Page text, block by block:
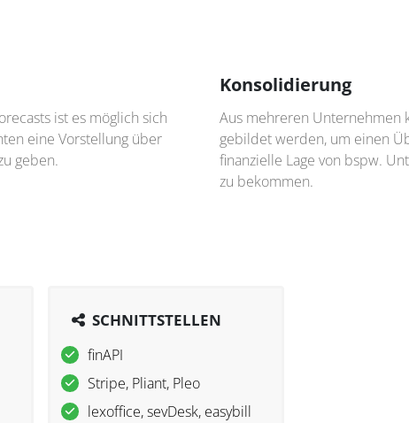
ist es möglich sich
eine Vorstellung über
geben.
Konsolidierung
Aus mehreren Unternehmen
gebildet werden, um einen
finanzielle Lage von bspw.
zu bekommen.
SCHNITTSTELLEN
finAPI
Stripe, Pliant, Pleo
lexoffice, sevDesk, easybill